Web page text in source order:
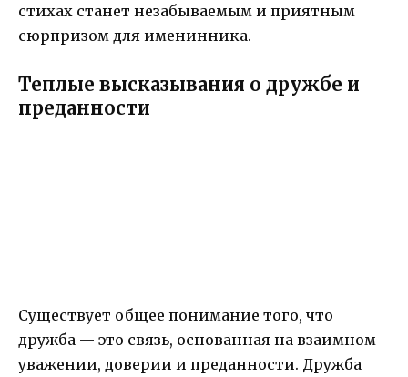
стихах станет незабываемым и приятным
сюрпризом для именинника.
Теплые высказывания о дружбе и
преданности
Существует общее понимание того, что
дружба — это связь, основанная на взаимном
уважении, доверии и преданности. Дружба